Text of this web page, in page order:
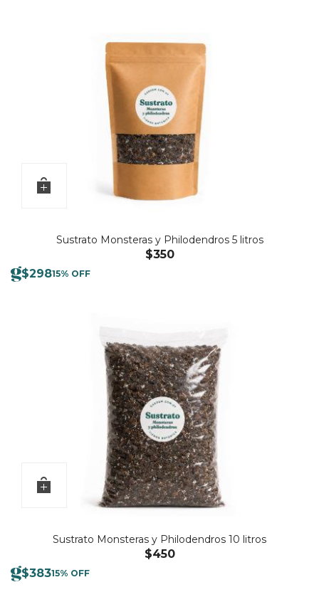
Sustrato Monsteras y Philodendros 5 litros
$350
$29815% OFF
Sustrato Monsteras y Philodendros 10 litros
$450
$38315% OFF